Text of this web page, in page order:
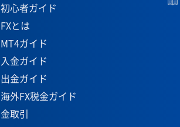
初心者ガイド
FXとは
MT4ガイド
入金ガイド
出金ガイド
海外FX税金ガイド
金取引